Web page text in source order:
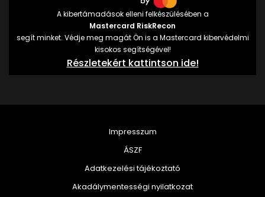
A kibertámadások elleni felkészülésében a
Mastercard RiskRecon
segít minket. Védje meg magát Ön is a Mastercard kibervédelmi
kisokos segítségével!
Részletekért kattintson ide!
Impresszum
ÁSZF
Adatkezelési tájékoztató
Akadálymentességi nyilatkozat